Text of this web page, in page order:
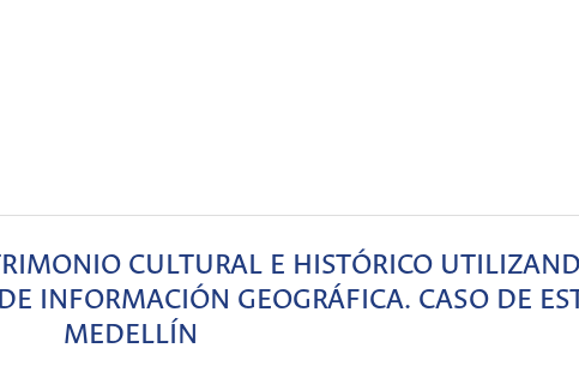
CULTURAL E HISTÓRICO
INFORMACIÓN GEOGRÁFICA. CASO DE
MEDELLÍN